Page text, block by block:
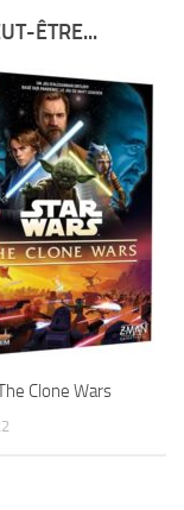
ÊTRE...
Clone Wars